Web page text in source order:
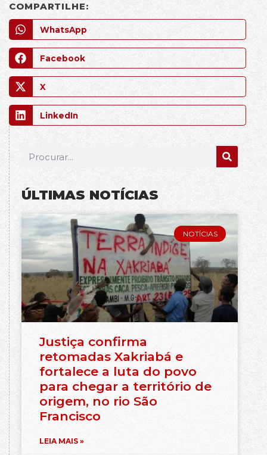
COMPARTILHE:
WhatsApp
Facebook
X
LinkedIn
ÚLTIMAS NOTÍCIAS
NOTÍCIAS
Justiça confirma
retomadas Xakriabá e
fortalece a luta do povo
para chegar a território de
origem, no rio São
Francisco
LEIA MAIS »